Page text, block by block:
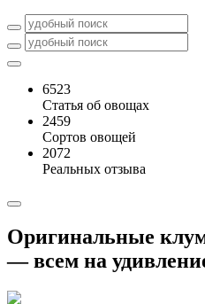
6523
Статья об овощах
2459
Сортов овощей
2072
Реальных отзыва
Оригинальные
— всем на